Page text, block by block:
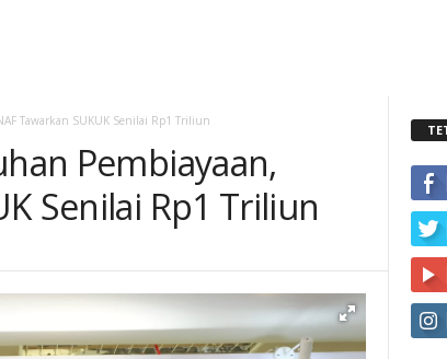
Tawarkan SUKUK Senilai Rp1 Triliun
Pembiayaan,
Senilai Rp1 Triliun